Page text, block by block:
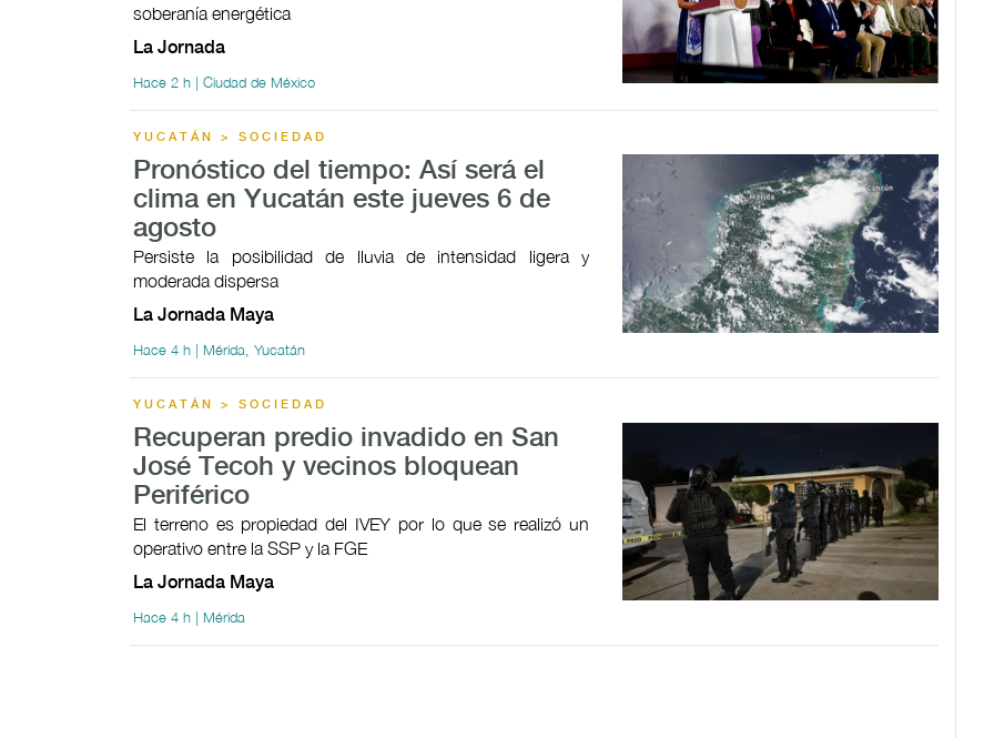
soberanía energética
La Jornada
Hace 2 h | Ciudad de México
YUCATÁN > SOCIEDAD
Pronóstico del tiempo: Así será el
clima en Yucatán este jueves 6 de
agosto
Persiste la posibilidad de lluvia de intensidad ligera y
moderada dispersa
La Jornada Maya
Hace 4 h | Mérida, Yucatán
YUCATÁN > SOCIEDAD
Recuperan predio invadido en San
José Tecoh y vecinos bloquean
Periférico
El terreno es propiedad del IVEY por lo que se realizó un
operativo entre la SSP y la FGE
La Jornada Maya
Hace 4 h | Mérida